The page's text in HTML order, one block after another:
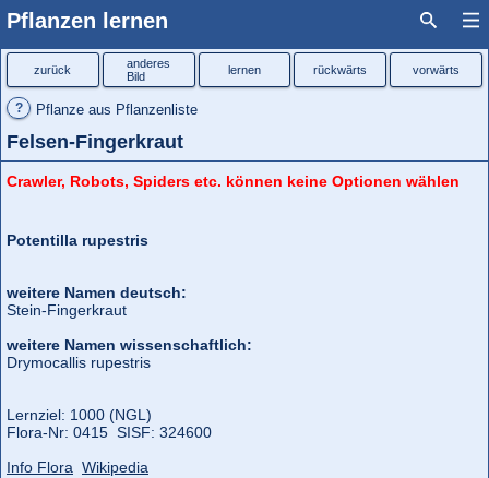
Pflanzen lernen
? Pflanze aus Pflanzenliste
Felsen-Fingerkraut
zurück
anderes
Bild
lernen rückwärts vorwärts
Crawler, Robots, Spiders etc. können keine Optionen wählen
Potentilla rupestris
weitere Namen deutsch:
Stein-Fingerkraut
weitere Namen wissenschaftlich:
Drymocallis rupestris
Lernziel: 1000 (NGL)
Flora‑Nr: 0415 SISF: 324600
Info Flora Wikipedia